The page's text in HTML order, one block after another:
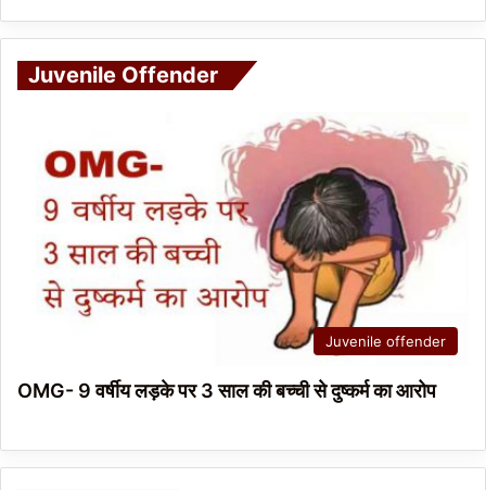
Juvenile Offender
Juvenile offender
OMG- 9 वर्षीय लड़के पर 3 साल की बच्ची से दुष्कर्म का आरोप